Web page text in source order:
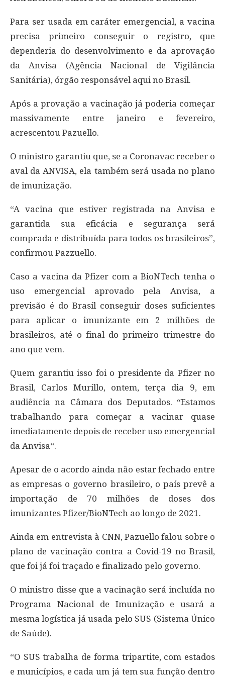
Para ser usada em caráter emergencial, a vacina
precisa primeiro conseguir o registro, que
dependeria do desenvolvimento e da aprovação
da Anvisa (Agência Nacional de Vigilância
Sanitária), órgão responsável aqui no Brasil.
Após a provação a vacinação já poderia começar
massivamente entre janeiro e fevereiro,
acrescentou Pazuello.
O ministro garantiu que, se a Coronavac receber o
aval da ANVISA, ela também será usada no plano
de imunização.
“A vacina que estiver registrada na Anvisa e
garantida sua eficácia e segurança será
comprada e distribuída para todos os brasileiros”,
confirmou Pazzuello.
Caso a vacina da Pfizer com a BioNTech tenha o
uso emergencial aprovado pela Anvisa, a
previsão é do Brasil conseguir doses suficientes
para aplicar o imunizante em 2 milhões de
brasileiros, até o final do primeiro trimestre do
ano que vem.
Quem garantiu isso foi o presidente da Pfizer no
Brasil, Carlos Murillo, ontem, terça dia 9, em
audiência na Câmara dos Deputados. “Estamos
trabalhando para começar a vacinar quase
imediatamente depois de receber uso emergencial
da Anvisa“.
Apesar de o acordo ainda não estar fechado entre
as empresas o governo brasileiro, o país prevê a
importação de 70 milhões de doses dos
imunizantes Pfizer/BioNTech ao longo de 2021.
Ainda em entrevista à CNN, Pazuello falou sobre o
plano de vacinação contra a Covid-19 no Brasil,
que foi já foi traçado e finalizado pelo governo.
O ministro disse que a vacinação será incluída no
Programa Nacional de Imunização e usará a
mesma logística já usada pelo SUS (Sistema Único
de Saúde).
“O SUS trabalha de forma tripartite, com estados
e municípios, e cada um já tem sua função dentro